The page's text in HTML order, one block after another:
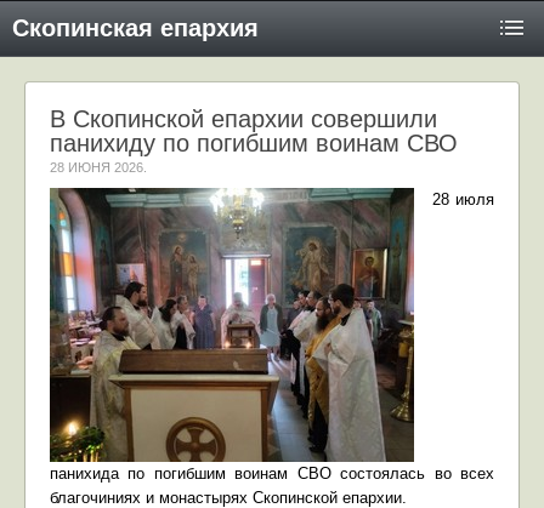
Скопинская епархия
В Скопинской епархии совершили
панихиду по погибшим воинам СВО
28 ИЮНЯ 2026
28 июля
панихида по погибшим воинам СВО состоялась во всех
благочиниях и монастырях Скопинской епархии.